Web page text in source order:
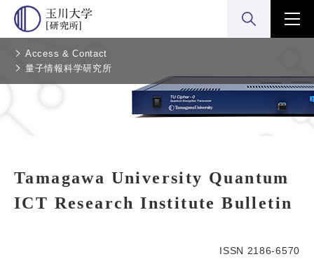
検索:開くメニ
Access & Contact
量子情報科学研究所
Tamagawa University Quantum
ICT Research Institute Bulletin
ISSN 2186-6570